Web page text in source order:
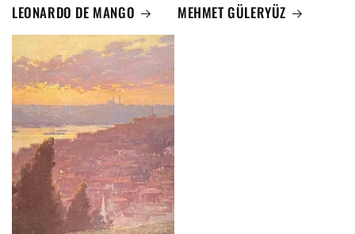
LEONARDO DE MANGO MEHMET GÜLERYÜZ